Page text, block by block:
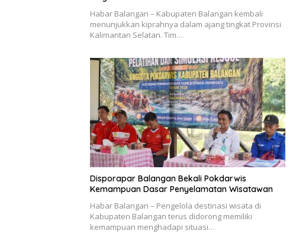
Habar Balangan – Kabupaten Balangan kembali
menunjukkan kiprahnya dalam ajang tingkat Provinsi
Kalimantan Selatan. Tim…
Disporapar Balangan Bekali Pokdarwis
Kemampuan Dasar Penyelamatan Wisatawan
Habar Balangan – Pengelola destinasi wisata di
Kabupaten Balangan terus didorong memiliki
kemampuan menghadapi situasi…